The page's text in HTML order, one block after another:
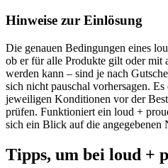
Hinweise zur Einlösung
Die genauen Bedingungen eines
ob er für alle Produkte gilt oder mit
werden kann – sind je nach
sich nicht pauschal vorhersagen.
jeweiligen Konditionen vor der
prüfen. Funktioniert ein loud +
sich ein Blick auf die angegebenen
Tipps, um bei loud +